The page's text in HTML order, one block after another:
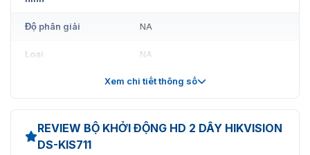
Độ phân giải NA
Loại NA
NA
Thông số video
trạm cửa
Xem chi tiết thông số
REVIEW BỘ KHỞI ĐỘNG HD 2 DÂY HIKVISION
DS-KIS711